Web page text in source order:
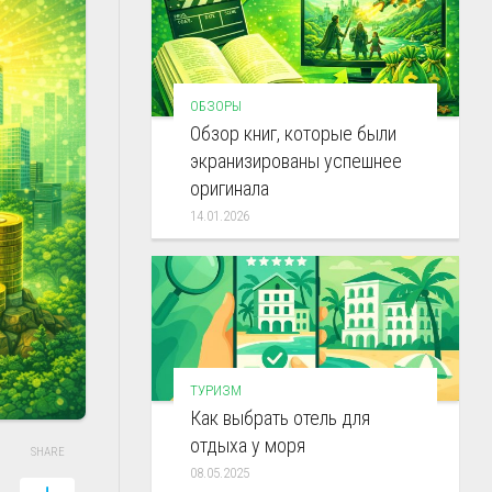
SHARE
ОБЗОРЫ
Обзор книг, которые были
экранизированы успешнее
оригинала
14.01.2026
ТУРИЗМ
Как выбрать отель для
отдыха у моря
08.05.2025